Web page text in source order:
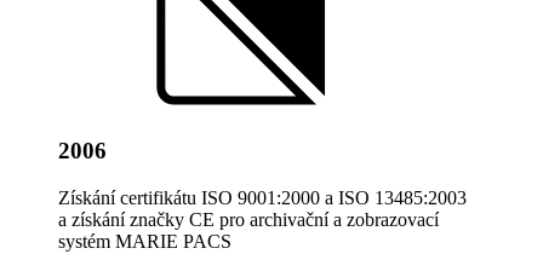
2006
Získání certifikátu ISO 9001:2000 a ISO 13485:2003
a získání značky CE pro archivační a zobrazovací
systém MARIE PACS